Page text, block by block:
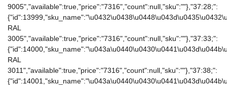
9005","available":true,"price":"7316","count":null,"sku":""},"37:28;":
RAL
3005","available":true,"price":"7316","count":null,"sku":""},"37:33;":
RAL
3011","available":true,"price":"7316","count":null,"sku":""},"37:38;":